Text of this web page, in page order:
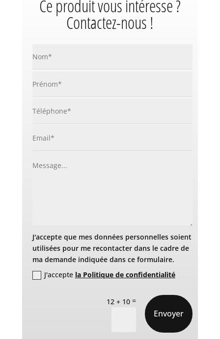
Ce produit vous intéresse ?
Contactez-nous !
J'accepte que mes données personnelles soient
utilisées pour me recontacter dans le cadre de
ma demande indiquée dans ce formulaire.
J'accepte la Politique de confidentialité
12 + 10 =
Envoyer